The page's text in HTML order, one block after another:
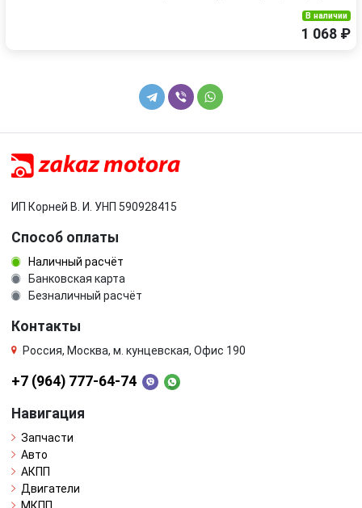
В наличии
1 068 ₽
ИП Корней В. И. УНП 590928415
Способ оплаты
Наличный расчёт
Банковская карта
Безналичный расчёт
Контакты
Россия, Москва, м. кунцевская, Офис 190
+7 (964) 777-64-74
Навигация
Запчасти
Авто
АКПП
Двигатели